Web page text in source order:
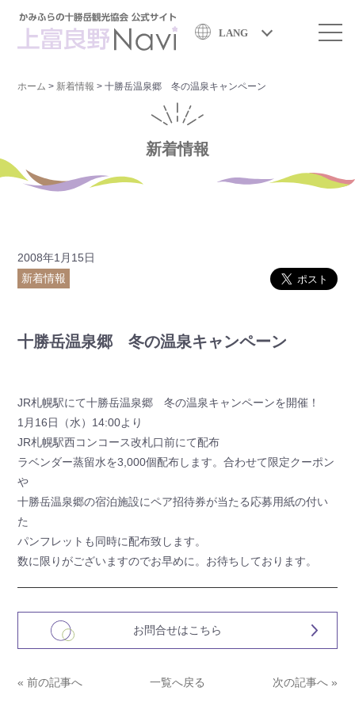
LANG
ホーム > 新着情報 >十勝岳温泉郷 冬の温泉キャンペーン
新着情報
2008年1月15日
新着情報
十勝岳温泉郷 冬の温泉キャンペーン
JR札幌駅にて十勝岳温泉郷 冬の温泉キャンペーンを開催！
1月16日（水）14:00より
JR札幌駅西コンコース改札口前にて配布
ラベンダー蒸留水を3,000個配布します。合わせて限定クーポン
や
十勝岳温泉郷の宿泊施設にペア招待券が当たる応募用紙の付い
た
パンフレットも同時に配布致します。
数に限りがございますのでお早めに。お待ちしております。
お問合せはこちら
« 前の記事へ 一覧へ戻る 次の記事へ »